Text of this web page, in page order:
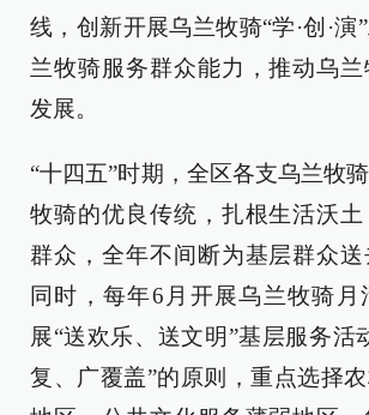
线，创新开展乌兰牧骑“学·创·演
兰牧骑服务群众能力，推动乌
发展。
“十四五”时期，全区各支乌兰牧
牧骑的优良传统，扎根生活沃
群众，全年不间断为基层群众送
同时，每年6月开展乌兰牧骑月
展“送欢乐、送文明”基层服务活
复、广覆盖”的原则，重点选择